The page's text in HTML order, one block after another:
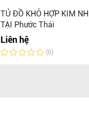
TỦ ĐỒ KHÔ HỢP KIM
TẠI Phước Thái
Liên hệ
(0)